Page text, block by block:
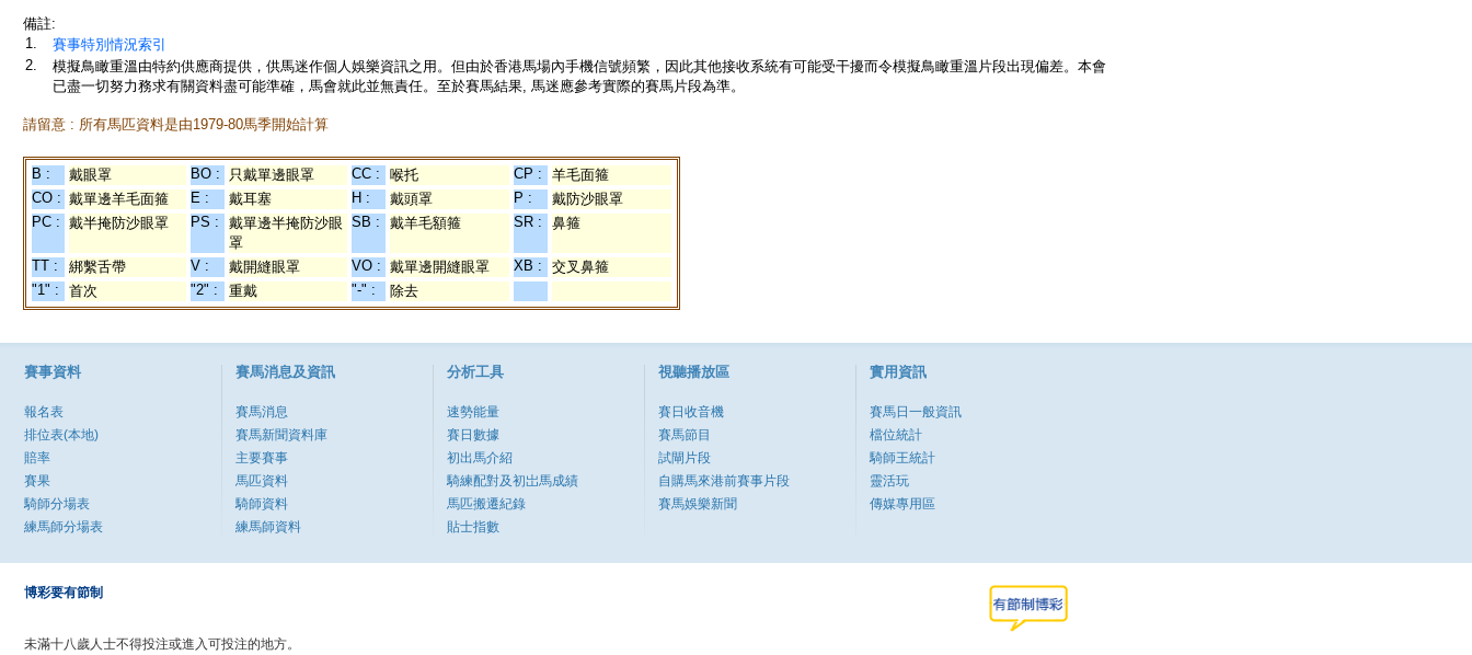
備註:
1.
賽事特別情況索引
2.
模擬鳥瞰重溫由特約供應商提供，供馬迷作個人娛樂資訊之用。但由於香港馬場內手機信號頻繁，因此其他接收系統有可能受干擾而令模擬鳥瞰重溫片段出現偏差。本會
已盡一切努力務求有關資料盡可能準確，馬會就此並無責任。至於賽馬結果, 馬迷應參考實際的賽馬片段為準。
請留意 : 所有馬匹資料是由1979-80馬季開始計算
B : 戴眼罩 BO : 只戴單邊眼罩 CC : 喉托 CP :
羊毛面箍
CO : 戴單邊羊毛面箍 E : 戴耳塞 H : 戴頭罩 P :
戴防沙眼罩
PC : 戴半掩防沙眼罩 PS :
戴單邊半掩防沙眼
罩
SB : 戴羊毛額箍 SR : 鼻箍
TT : 綁繫舌帶 V : 戴開縫眼罩 VO : 戴單邊開縫眼罩 XB :
交叉鼻箍
"1" :
首次 "2" : 重戴 "-" : 除去
賽事資料
報名表
排位表(本地)
賠率
賽果
騎師分場表
練馬師分場表
賽馬消息及資訊
賽馬消息
賽馬新聞資料庫
主要賽事
馬匹資料
騎師資料
練馬師資料
分析工具
速勢能量
賽日數據
初出馬介紹
騎練配對及初岀馬成績
馬匹搬遷紀錄
貼士指數
視聽播放區
賽日收音機
賽馬節目
試閘片段
自購馬來港前賽事片段
賽馬娛樂新聞
實用資訊
賽馬日一般資訊
檔位統計
騎師王統計
靈活玩
傳媒專用區
博彩要有節制
未滿十八歲人士不得投注或進入可投注的地方。